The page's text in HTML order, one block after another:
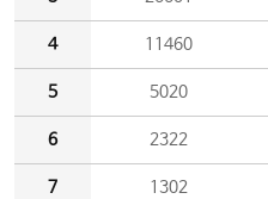
4 11460
5 5020
6 2322
7 1302